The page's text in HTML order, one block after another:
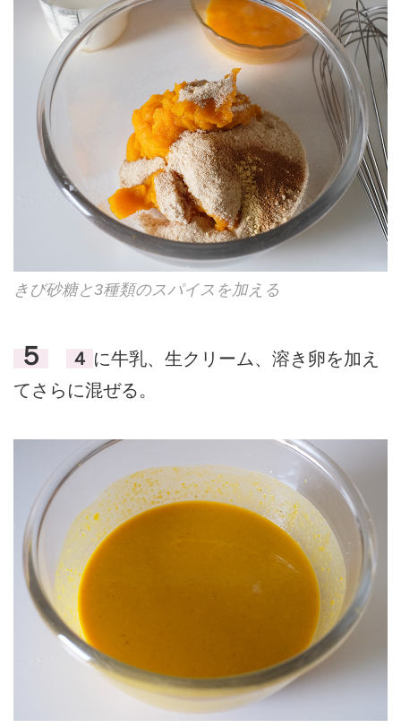
きび砂糖と3種類のスパイスを加える
５ ４ に牛乳、生クリーム、溶き卵を加え
てさらに混ぜる。